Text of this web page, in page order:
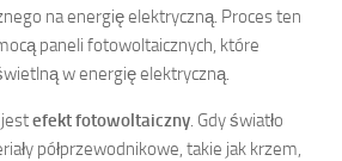
na energię elektryczną. Proces ten
paneli fotowoltaicznych, które
w energię elektryczną.
efekt fotowoltaiczny. Gdy światło
półprzewodnikowe, takie jak krzem,